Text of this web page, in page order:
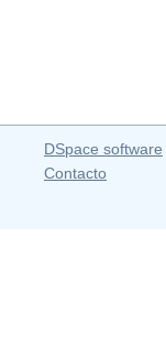
DSpace software
Contacto